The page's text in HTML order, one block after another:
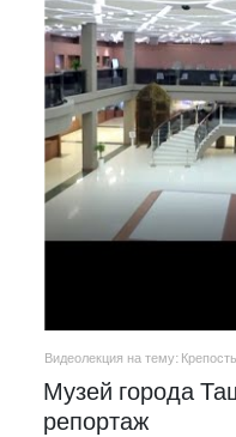
Видеолекция на тему:
Музей города
репортаж